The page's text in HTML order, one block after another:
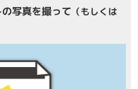
写真を撮って （もしくは